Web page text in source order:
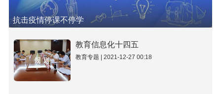
抗击疫情停课不停学
教育信息化十四五
教育专题 | 2021-12-27 00:18